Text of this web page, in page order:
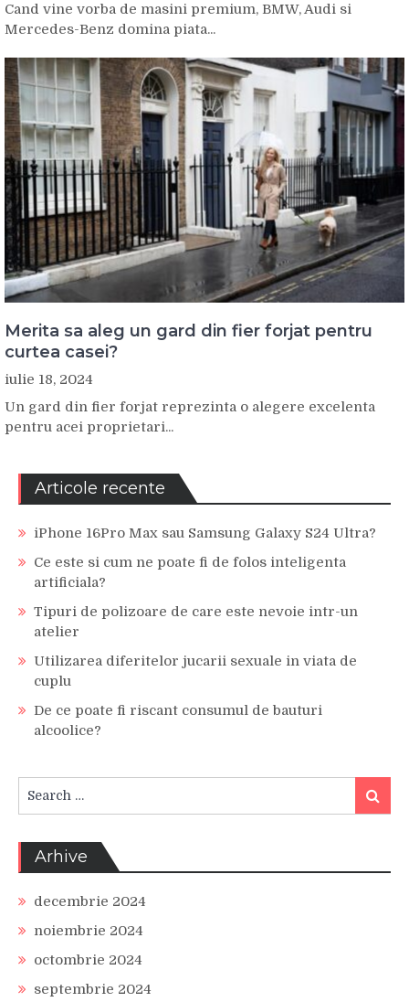
Cand vine vorba de masini premium, BMW, Audi si
Mercedes-Benz domina piata...
Merita sa aleg un gard din fier forjat pentru
curtea casei?
iulie 18, 2024
Un gard din fier forjat reprezinta o alegere excelenta
pentru acei proprietari...
Articole recente
iPhone 16Pro Max sau Samsung Galaxy S24 Ultra?
Ce este si cum ne poate fi de folos inteligenta
artificiala?
Tipuri de polizoare de care este nevoie intr-un
atelier
Utilizarea diferitelor jucarii sexuale in viata de
cuplu
De ce poate fi riscant consumul de bauturi
alcoolice?
for:
Search
Arhive
decembrie 2024
noiembrie 2024
octombrie 2024
septembrie 2024